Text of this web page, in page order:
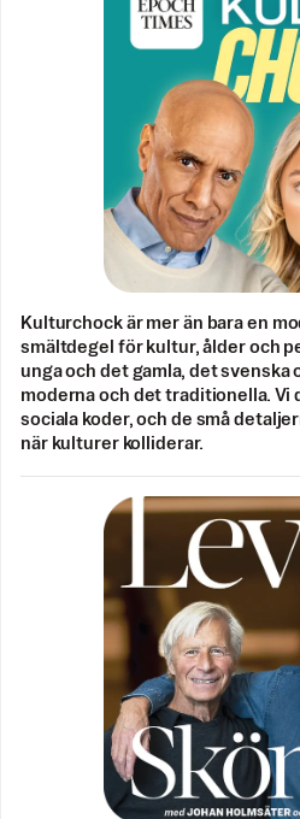
Kulturchock är mer än bara en
smältdegel för kultur, ålder och
unga och det gamla, det svenska
moderna och det traditionella. Vi
sociala koder, och de små
när kulturer kolliderar.